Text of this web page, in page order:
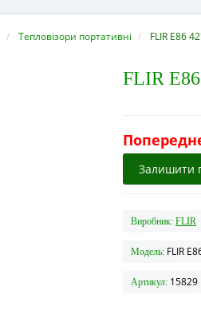
Тепловізори портативні FLIR E86
FLIR
Залишити
Виробник: FLIR
Модель: FLIR
Артикул: 15829